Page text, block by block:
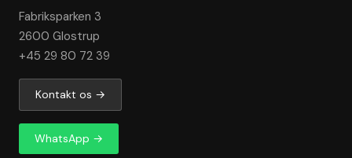
Fabriksparken 3
2600 Glostrup
+45 29 80 72 39
Kontakt os →
WhatsApp →